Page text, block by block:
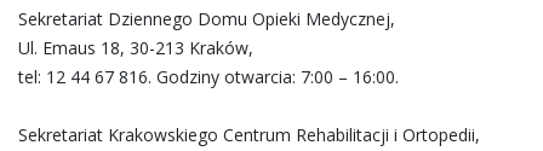
Sekretariat Dziennego Domu Opieki Medycznej,
Ul. Emaus 18, 30-213 Kraków,
tel: 12 44 67 816. Godziny otwarcia: 7:00 – 16:00.
Sekretariat Krakowskiego Centrum Rehabilitacji i Ortopedii,